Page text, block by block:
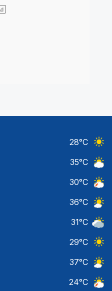
28°C
35°C
30°C
36°C
31°C
29°C
37°C
24°C